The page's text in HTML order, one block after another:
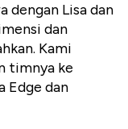
dengan Lisa dan
dan
Kami
timnya ke
Edge dan